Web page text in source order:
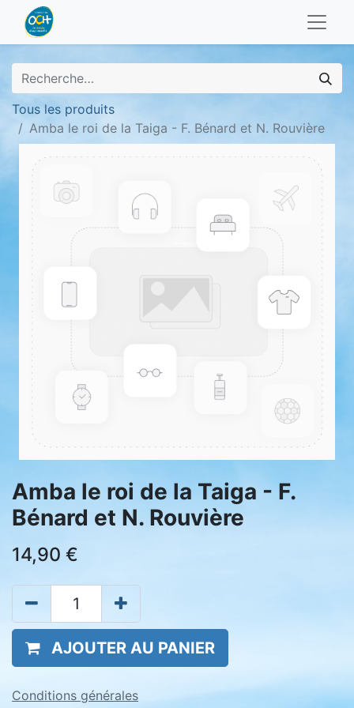
Tous les produits
Amba le roi de la Taiga - F. Bénard et N. Rouvière
Amba le roi de la Taiga - F.
Bénard et N. Rouvière
14,90 €
AJOUTER AU PANIER
Conditions générales